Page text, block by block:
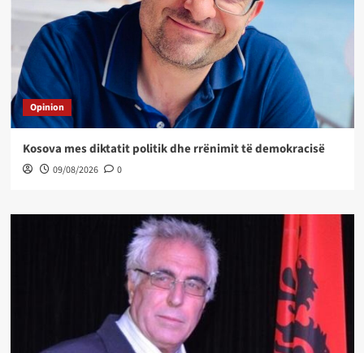
Opinion
Kosova mes diktatit politik dhe rrënimit të demokracisë
09/08/2026 0